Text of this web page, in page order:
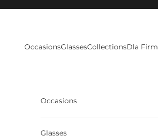
OccasionsGlassesCollectionsDla Firm
Occasions
Glasses